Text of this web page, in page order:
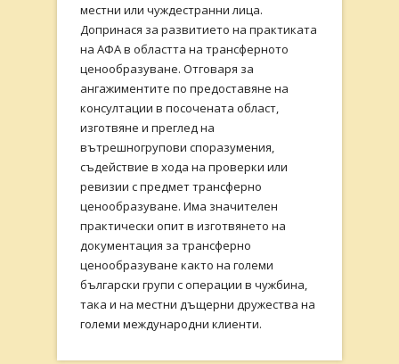
местни или чуждестранни лица.
Допринася за развитието на практиката
на АФА в областта на трансферното
ценообразуване. Отговаря за
ангажиментите по предоставяне на
консултации в посочената област,
изготвяне и преглед на
вътрешногрупови споразумения,
съдействие в хода на проверки или
ревизии с предмет трансферно
ценообразуване. Има значителен
практически опит в изготвянето на
документация за трансферно
ценообразуване както на големи
български групи с операции в чужбина,
така и на местни дъщерни дружества на
големи международни клиенти.